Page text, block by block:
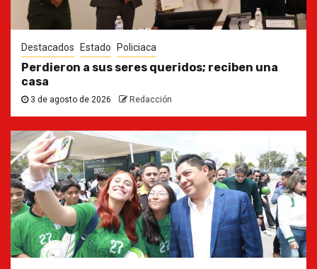
Destacados Estado Policiaca
Perdieron a sus seres queridos; reciben una
casa
3 de agosto de 2026 Redacción